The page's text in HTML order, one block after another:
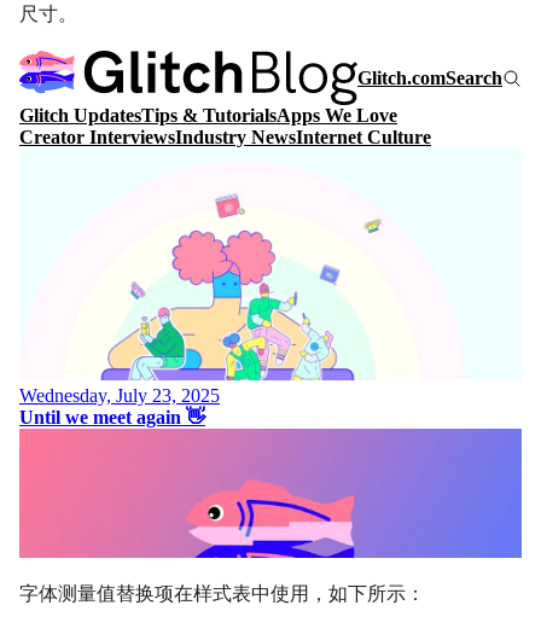
尺寸。
字体测量值替换项在样式表中使用，如下所示：